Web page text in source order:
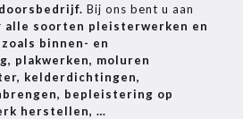
Bij ons bent u aan
alle soorten pleisterwerken en
binnen- en
plakwerken, moluren
kelderdichtingen,
bepleistering op
herstellen, …